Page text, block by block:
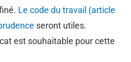
Le code du travail (article
seront utiles.
est souhaitable pour cette